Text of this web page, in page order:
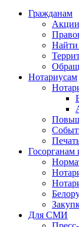
Гражданам
Акции
Найти
Нотариусам
Госорганам
Для СМИ